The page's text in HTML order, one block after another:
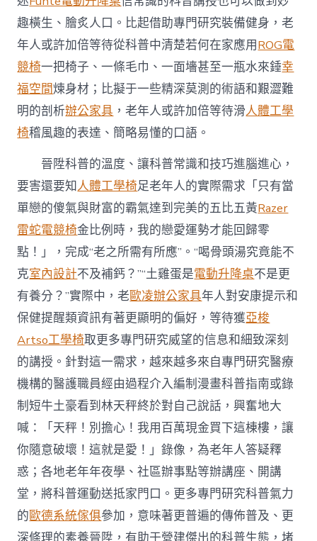
趣橫生、膾炙人口。比起借助專門研究裝備健身，老
年人或許加倍等待從科普中清楚若何在家應用ROG電
競椅一把椅子、一條毛巾、一面墻甚至一瓶水來錘幸
福空間煉身材；比擬于一些精深莫測的術語和艱澀難
明的剖析辦公家具 ，老年人或許加倍等待滑人體工學
椅稽風趣的表達、簡略易懂的口語。
晉陞科普的溫度、讓科普常識和技巧進腦進心，
要害還要知人體工學椅足老年人的實際需求「只有當
單戀的傻氣與財富的霸氣達到完美的五比五黃Razer
雷蛇電競椅金比例時，我的戀愛運勢才能回歸零
點！」，完成“老之所需有所應”。“喝骨頭湯究竟能不
克室內設計不及補鈣？”“土雞蛋是電動升降桌不是更
有養分？”實際中，老歐凌辦公家具年人對安康提示和
保健提醒類資訊有著更顯明的偏好，等待獲亞梭
Artso工學椅取更多專門研究威望的信息和細致深刻
的講授。針對這一需求，越來越多來自專門研究醫療
機構的醫護職員經由過程介入編制漫畫科普指南或錄
制短牛土豪看到林天秤終於對自己說話，興奮地大
喊：「天秤！別擔心！我用百萬現金買下這棟樓，讓
你隨意破壞！這就是愛！」錄像，為老年人答疑釋
惑；各地老年年夜學、社區辦事點等辦講座、開講
堂，將科普運動送抵家門口。更多專門研究科普氣力
的歐德系統傢俱參加，意味著更普遍的傳佈普及、更